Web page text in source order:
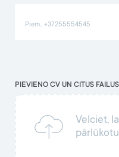
PIEVIENO CV UN CITUS
Velciet,
pārlūkotu